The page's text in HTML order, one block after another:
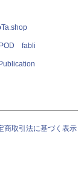
POD fabli
商取引法に基づく表示